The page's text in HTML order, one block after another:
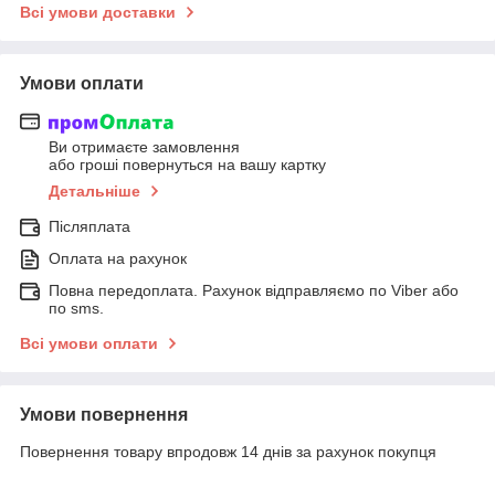
Всі умови доставки
Умови оплати
Ви отримаєте замовлення
або гроші повернуться на вашу картку
Детальніше
Післяплата
Оплата на рахунок
Повна передоплата. Рахунок відправляємо по Viber або
по sms.
Всі умови оплати
Умови повернення
Повернення товару впродовж 14 днів за рахунок покупця